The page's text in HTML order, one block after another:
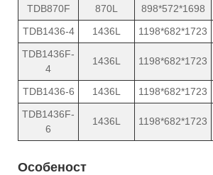
TDB870F
870L 898*572*1698
TDB1436-4
1436L 1198*682*1723
TDB1436F-
4
1436L 1198*682*1723
TDB1436-6 1436L 1198*682*1723
TDB1436F-
6
1436L 1198*682*1723
Особеност